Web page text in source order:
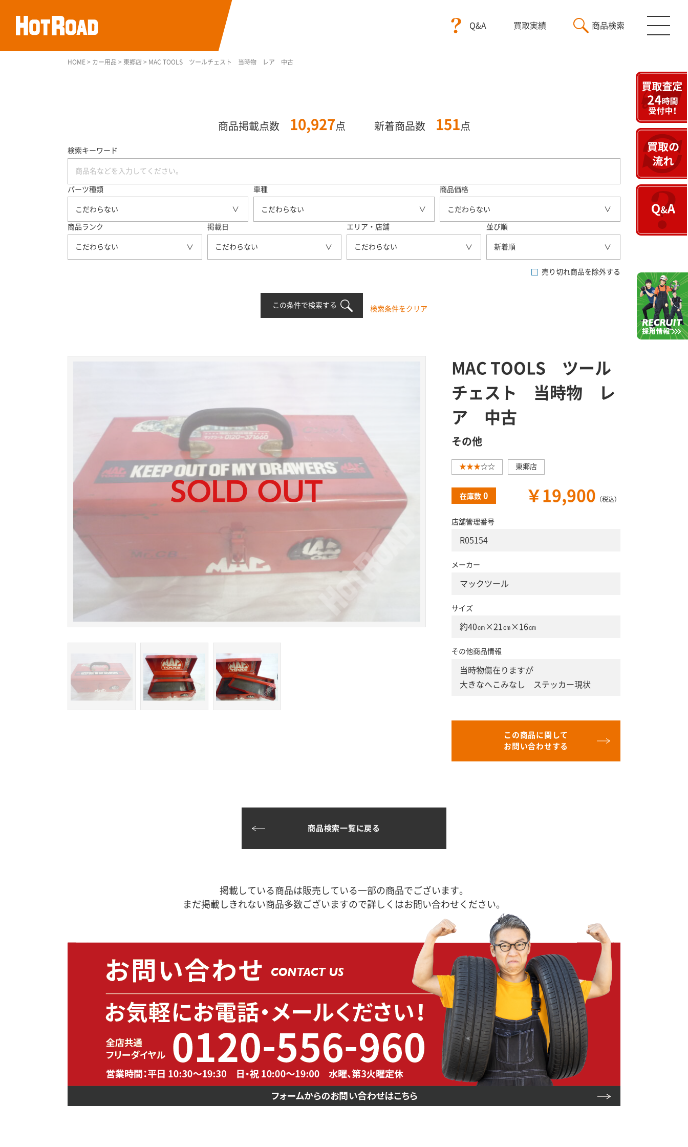
Q&A 買取実績 商品検索
HOME > カー用品 > 東郷店 > MAC TOOLS ツールチェスト 当時物 レア 中古
商品掲載点数 10,927点 新着商品数 151 点
検索キーワード
パーツ種類
こだわらない
車種
こだわらない
商品価格
こだわらない
商品ランク
こだわらない
掲載日
こだわらない
エリア・店舗
こだわらない
並び順
新着順
売り切れ商品を除外する
この条件で検索する 検索条件をクリア
MAC TOOLS ツール
チェスト 当時物 レ
ア 中古
その他
★★★☆☆ 東郷店
在庫数 0 ￥19,900 （税込）
店舗管理番号
R05154
メーカー
マックツール
サイズ
約40㎝×21㎝×16㎝
その他商品情報
当時物傷在りますが
大きなへこみなし ステッカー現状
この商品に関して
お問い合わせする
商品検索一覧に戻る
掲載している商品は販売している一部の商品でございます。
まだ掲載しきれない商品多数ございますので詳しくはお問い合わせください。